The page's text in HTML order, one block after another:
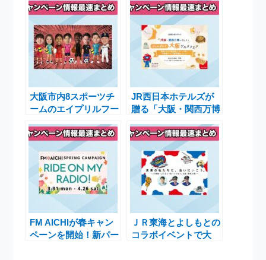
大阪市内8スポーツチ
ームのエイプリルフー
「OSAKA SPORTS
GROOVE」のご案内
JR西日本ホテルズが
贈る「大阪・関西万博
大阪グルメフェア」の
魅力とは
FM AICHIが春キャン
ペーンを開始！新パー
ＪＲ東海とよしもとの
コラボイベントで大